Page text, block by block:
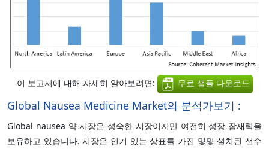
이 보고서에 대해 자세히 알아보려면: 무료 샘플 다운로드
Global Nausea Medicine Market의 분석가보기 :
Global nausea 약 시장은 성숙한 시장이지만 여전히 성장 잠재력을
보유하고 있습니다. 시장은 인기 있는 상표를 가진 몇몇 설치된 선수